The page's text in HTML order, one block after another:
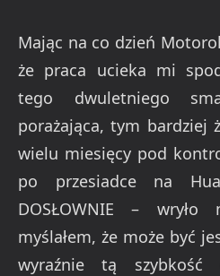
Mając na co dzień
że praca ucieka mi
tego dwuletniego
porażająca, tym bardziej
wielu miesięcy pod
po przesiadce na
DOSŁOWNIE –
myślałem, że może być
wyraźnie tą